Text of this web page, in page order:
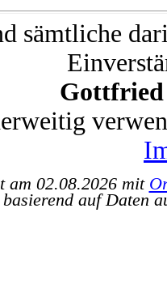
sämtliche
Gottfried
am 02.08.2026 mit
basierend auf Daten